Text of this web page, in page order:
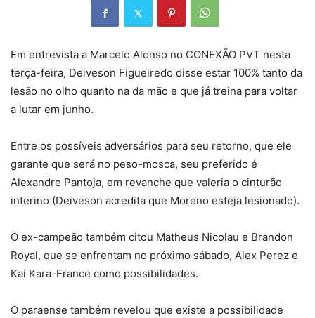
Em entrevista a Marcelo Alonso no CONEXÃO PVT nesta
terça-feira, Deiveson Figueiredo disse estar 100% tanto da
lesão no olho quanto na da mão e que já treina para voltar
a lutar em junho.
Entre os possíveis adversários para seu retorno, que ele
garante que será no peso-mosca, seu preferido é
Alexandre Pantoja, em revanche que valeria o cinturão
interino (Deiveson acredita que Moreno esteja lesionado).
O ex-campeão também citou Matheus Nicolau e Brandon
Royal, que se enfrentam no próximo sábado, Alex Perez e
Kai Kara-France como possibilidades.
O paraense também revelou que existe a possibilidade